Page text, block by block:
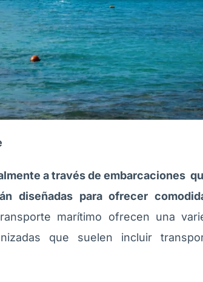
a través de embarcaciones
diseñadas para ofrecer
marítimo ofrecen una
que suelen incluir